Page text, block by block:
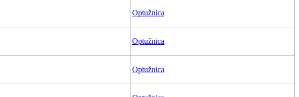
Optužnica
Optužnica
Optužnica